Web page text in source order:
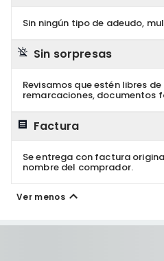
Sin ningún tipo de adeudo,
Sin sorpresas
Revisamos que estén libres
remarcaciones, documentos
Factura
Se entrega con factura
nombre del comprador.
Ver menos